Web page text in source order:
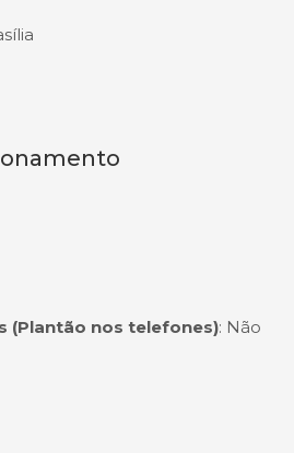
(Plantão nos telefones): Não